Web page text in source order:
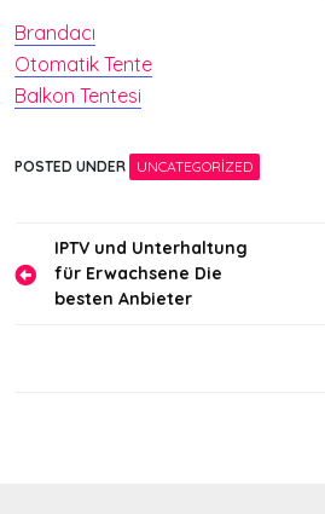
Brandacı
Otomatik Tente
Balkon Tentesi
POSTED UNDER UNCATEGORIZED
Yazı
gezinmesi
IPTV und Unterhaltung
für Erwachsene Die
besten Anbieter